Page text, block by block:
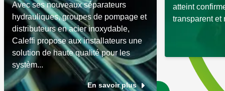
Avec ses nouveaux séparateurs
hydrauliques, groupes de pompage et
distributeurs en acier inoxydable,
Caleffi propose aux installateurs une
solution de haute qualité pour les
systèm...
En savoir plus
atteint
transparent et